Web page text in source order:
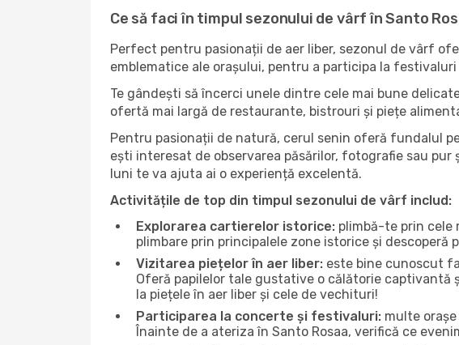
Ce să faci în timpul sezonului de vârf în Santo
Perfect pentru pasionații de aer liber, sezonul de vârf
emblematice ale orașului, pentru a participa la
Te gândești să încerci unele dintre cele mai bune
ofertă mai largă de restaurante, bistrouri și piețe
Pentru pasionații de natură, cerul senin oferă fundalul
ești interesat de observarea păsărilor, fotografie sau
luni te va ajuta ai o experiență excelentă.
Activitățile de top din timpul sezonului de vârf includ:
Explorarea cartierelor istorice: plimbă-te prin cele
plimbare prin principalele zone istorice și
Vizitarea piețelor în aer liber: este bine cunoscut
Oferă papilelor tale gustative o călătorie
la piețele în aer liber și cele de vechituri!
Participarea la concerte și festivaluri: multe
Înainte de a ateriza în Santo Rosaa, verifică ce